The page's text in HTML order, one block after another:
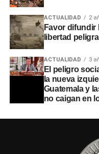
ACTUALIDAD 2
Favor difundir
libertad peligra
ACTUALIDAD 3
El peligro
la nueva
Guatemala y
no caigan en